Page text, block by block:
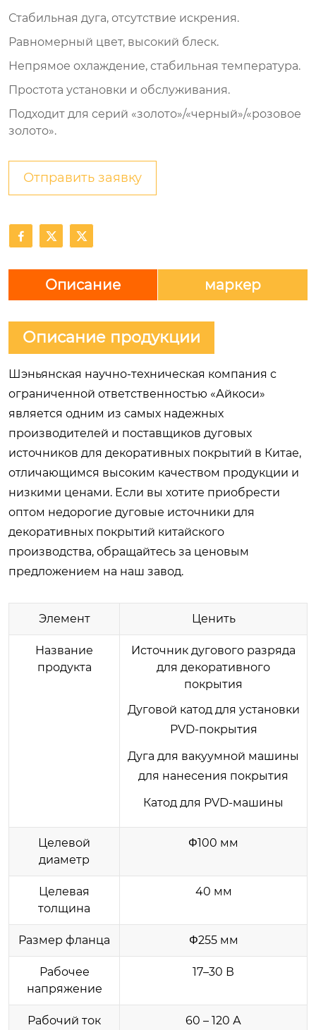
Стабильная дуга, отсутствие искрения.
Равномерный цвет, высокий блеск.
Непрямое охлаждение, стабильная температура.
Простота установки и обслуживания.
Подходит для серий «золото»/«черный»/«розовое
золото».
Отправить заявку
  
Описание маркер
Описание продукции
Шэньянская научно-техническая компания с
ограниченной ответственностью «Айкоси»
является одним из самых надежных
производителей и поставщиков дуговых
источников для декоративных покрытий в Китае,
отличающимся высоким качеством продукции и
низкими ценами. Если вы хотите приобрести
оптом недорогие дуговые источники для
декоративных покрытий китайского
производства, обращайтесь за ценовым
предложением на наш завод.
Элемент Ценить
Название
продукта
Источник дугового разряда
для декоративного
покрытия
Дуговой катод для установки
PVD-покрытия
Дуга для вакуумной машины
для нанесения покрытия
Катод для PVD-машины
Целевой
диаметр
Φ100 мм
Целевая
толщина
40 мм
Размер фланца Φ255 мм
Рабочее
напряжение
17–30 В
Рабочий ток 60 – 120 А